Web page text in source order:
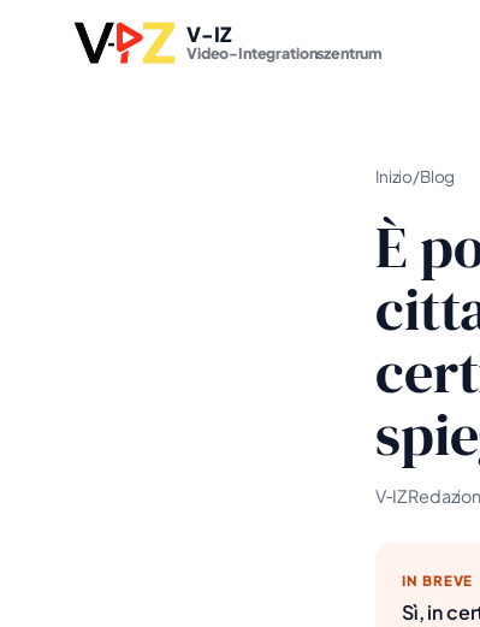
V-IZ
Video-Integrationszentrum
Inizio/Blog
È
V‑IZ
IN BREVE
Sì, in